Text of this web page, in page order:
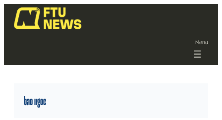
Menu
bao ngoc